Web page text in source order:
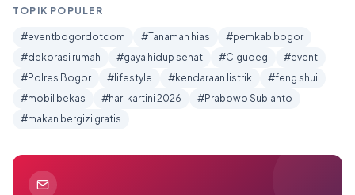
TOPIK POPULER
#eventbogordotcom #Tanaman hias
#pemkab bogor
#dekorasi rumah
#gaya hidup sehat #Cigudeg
#event
#Polres Bogor
#lifestyle #kendaraan listrik
#feng shui
#mobil bekas
#hari kartini 2026
#Prabowo Subianto
#makan bergizi gratis